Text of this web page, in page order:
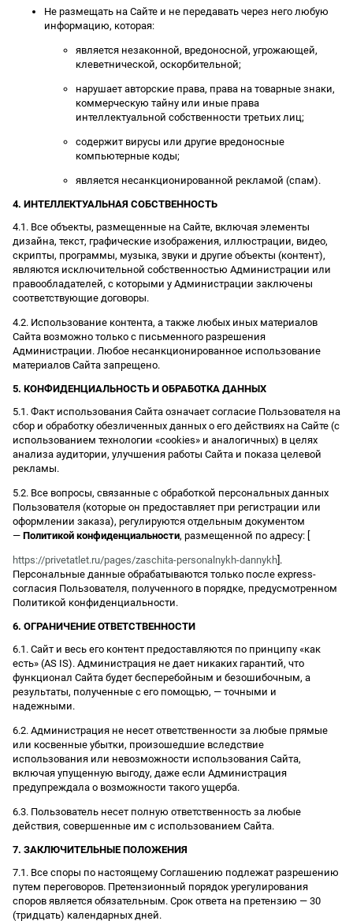
Не размещать на Сайте и не передавать через него любую
информацию, которая:
является незаконной, вредоносной, угрожающей,
клеветнической, оскорбительной;
нарушает авторские права, права на товарные знаки,
коммерческую тайну или иные права
интеллектуальной собственности третьих лиц;
содержит вирусы или другие вредоносные
компьютерные коды;
является несанкционированной рекламой (спам).
4. ИНТЕЛЛЕКТУАЛЬНАЯ СОБСТВЕННОСТЬ
4.1. Все объекты, размещенные на Сайте, включая элементы
дизайна, текст, графические изображения, иллюстрации, видео,
скрипты, программы, музыка, звуки и другие объекты (контент),
являются исключительной собственностью Администрации или
правообладателей, с которыми у Администрации заключены
соответствующие договоры.
4.2. Использование контента, а также любых иных материалов
Сайта возможно только с письменного разрешения
Администрации. Любое несанкционированное использование
материалов Сайта запрещено.
5. КОНФИДЕНЦИАЛЬНОСТЬ И ОБРАБОТКА ДАННЫХ
5.1. Факт использования Сайта означает согласие Пользователя на
сбор и обработку обезличенных данных о его действиях на Сайте (с
использованием технологии «cookies» и аналогичных) в целях
анализа аудитории, улучшения работы Сайта и показа целевой
рекламы.
5.2. Все вопросы, связанные с обработкой персональных данных
Пользователя (которые он предоставляет при регистрации или
оформлении заказа), регулируются отдельным документом
— Политикой конфиденциальности, размещенной по адресу: [
https://privetatlet.ru/pages/zaschita-personalnykh-dannykh ].
Персональные данные обрабатываются только после express-
согласия Пользователя, полученного в порядке, предусмотренном
Политикой конфиденциальности.
6. ОГРАНИЧЕНИЕ ОТВЕТСТВЕННОСТИ
6.1. Сайт и весь его контент предоставляются по принципу «как
есть» (AS IS). Администрация не дает никаких гарантий, что
функционал Сайта будет бесперебойным и безошибочным, а
результаты, полученные с его помощью, — точными и
надежными.
6.2. Администрация не несет ответственности за любые прямые
или косвенные убытки, произошедшие вследствие
использования или невозможности использования Сайта,
включая упущенную выгоду, даже если Администрация
предупреждала о возможности такого ущерба.
6.3. Пользователь несет полную ответственность за любые
действия, совершенные им с использованием Сайта.
7. ЗАКЛЮЧИТЕЛЬНЫЕ ПОЛОЖЕНИЯ
7.1. Все споры по настоящему Соглашению подлежат разрешению
путем переговоров. Претензионный порядок урегулирования
споров является обязательным. Срок ответа на претензию — 30
(тридцать) календарных дней.